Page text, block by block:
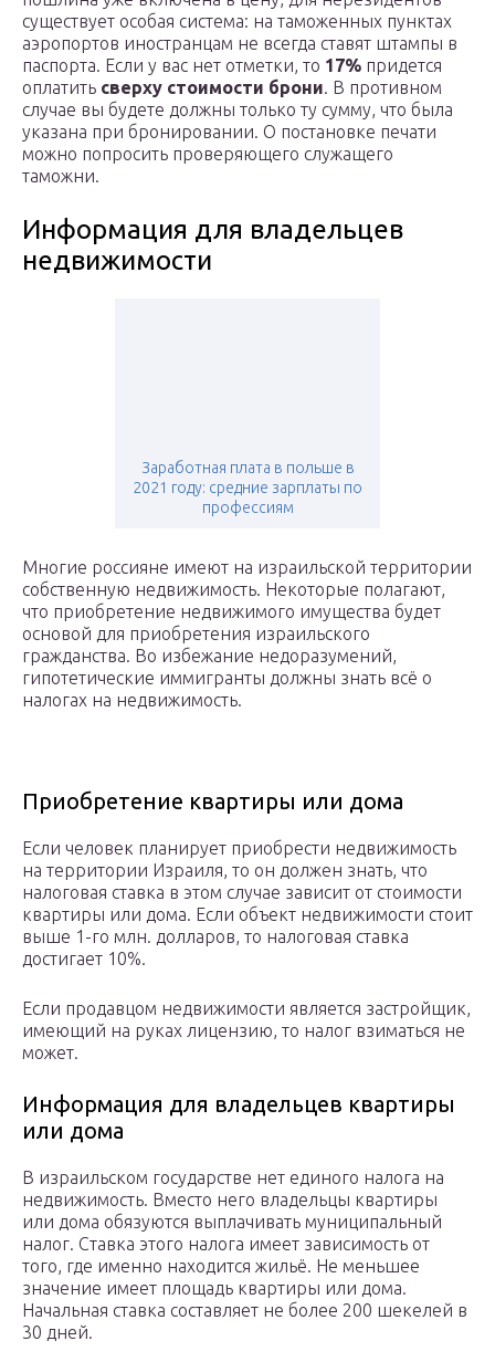
существует особая система: на таможенных пунктах
аэропортов иностранцам не всегда ставят штампы в
паспорта. Если у вас нет отметки, то 17% придется
оплатить сверху стоимости брони. В противном
случае вы будете должны только ту сумму, что была
указана при бронировании. О постановке печати
можно попросить проверяющего служащего
таможни.
Информация для владельцев
недвижимости
Заработная плата в польше в
2021 году: средние зарплаты по
профессиям
Многие россияне имеют на израильской территории
собственную недвижимость. Некоторые полагают,
что приобретение недвижимого имущества будет
основой для приобретения израильского
гражданства. Во избежание недоразумений,
гипотетические иммигранты должны знать всё о
налогах на недвижимость.
Приобретение квартиры или дома
Если человек планирует приобрести недвижимость
на территории Израиля, то он должен знать, что
налоговая ставка в этом случае зависит от стоимости
квартиры или дома. Если объект недвижимости стоит
выше 1-го млн. долларов, то налоговая ставка
достигает 10%.
Если продавцом недвижимости является застройщик,
имеющий на руках лицензию, то налог взиматься не
может.
Информация для владельцев квартиры
или дома
В израильском государстве нет единого налога на
недвижимость. Вместо него владельцы квартиры
или дома обязуются выплачивать муниципальный
налог. Ставка этого налога имеет зависимость от
того, где именно находится жильё. Не меньшее
значение имеет площадь квартиры или дома.
Начальная ставка составляет не более 200 шекелей в
30 дней.